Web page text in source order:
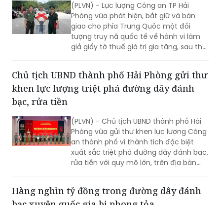
(PLVN) - Lực lượng Công an TP Hải
Phòng vừa phát hiện, bắt giữ và bàn
giao cho phía Trung Quốc một đối
tượng truy nã quốc tế về hành vi làm
giả giấy tờ thuế giá trị gia tăng, sau thời
Chủ tịch UBND thành phố Hải Phòng gửi thư
khen lực lượng triệt phá đường dây đánh
bạc, rửa tiền
(PLVN) - Chủ tịch UBND thành phố Hải
Phòng vừa gửi thư khen lực lượng Công
an thành phố vì thành tích đặc biệt
xuất sắc triệt phá đường dây đánh bạc,
rửa tiền với quy mô lớn, trên địa bàn
Hàng nghìn tỷ đồng trong đường dây đánh